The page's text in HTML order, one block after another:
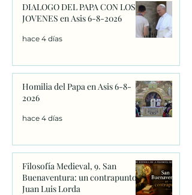
DIALOGO DEL PAPA CON LOS
JOVENES en Asis 6-8-2026
hace 4 días
Homilia del Papa en Asis 6-8-
2026
hace 4 días
Filosofía Medieval, 9. San
Buenaventura: un contrapunto.
Juan Luis Lorda